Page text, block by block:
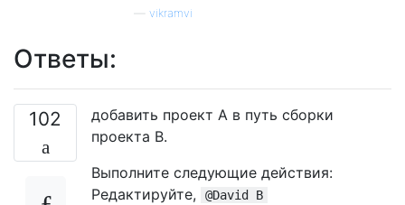
vikramvi
Ответы:
102
добавить проект A в путь сборки
проекта B.
Выполните следующие действия:
Редактируйте,
@David B